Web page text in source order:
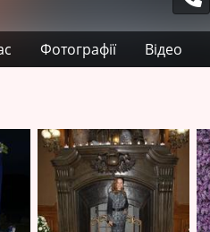
Фотографії Відео